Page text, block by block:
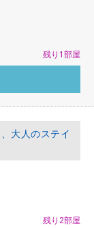
残り1部屋
大人のステイ
残り2部屋